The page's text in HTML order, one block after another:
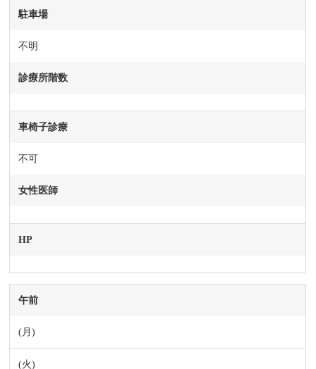
駐車場
不明
診療所階数
車椅子診療
不可
女性医師
HP
午前